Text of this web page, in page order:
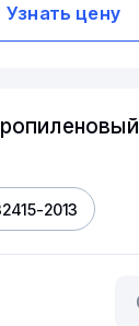
Узнать цену
2013